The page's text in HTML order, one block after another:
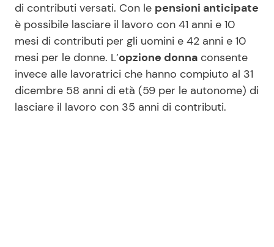
di contributi versati. Con le pensioni anticipate
è possibile lasciare il lavoro con 41 anni e 10
mesi di contributi per gli uomini e 42 anni e 10
mesi per le donne. L’opzione donna consente
invece alle lavoratrici che hanno compiuto al 31
dicembre 58 anni di età (59 per le autonome) di
lasciare il lavoro con 35 anni di contributi.